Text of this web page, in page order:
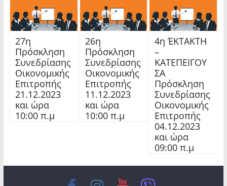
27η
Πρόσκληση
Συνεδρίασης
Οικονομικής
Επιτροπής
21.12.2023
και ώρα
10:00 π.μ
26η
Πρόσκληση
Συνεδρίασης
Οικονομικής
Επιτροπής
11.12.2023
και ώρα
10:00 π.μ
4η ΈΚΤΑΚΤΗ
–
ΚΑΤΕΠΕΙΓΟΥ
ΣΑ
Πρόσκληση
Συνεδρίασης
Οικονομικής
Επιτροπής
04.12.2023
και ώρα
09:00 π.μ